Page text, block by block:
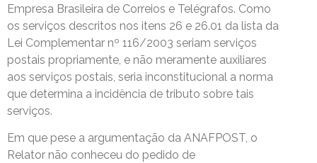
Empresa Brasileira de Correios e Telégrafos. Como
os serviços descritos nos itens 26 e 26.01 da lista da
Lei Complementar nº 116/2003 seriam serviços
postais propriamente, e não meramente auxiliares
aos serviços postais, seria inconstitucional a norma
que determina a incidência de tributo sobre tais
serviços.
Em que pese a argumentação da ANAFPOST, o
Relator não conheceu do pedido de